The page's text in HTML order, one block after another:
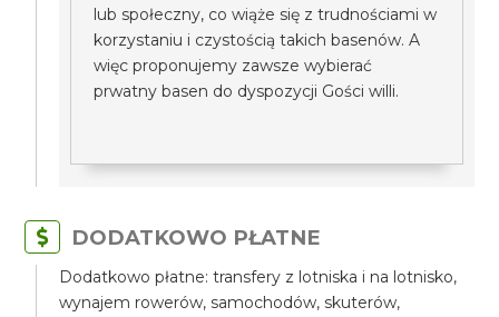
lub społeczny, co wiąże się z trudnościami w
korzystaniu i czystością takich basenów. A
więc proponujemy zawsze wybierać
prwatny basen do dyspozycji Gości willi.
DODATKOWO PŁATNE
Dodatkowo płatne: transfery z lotniska i na lotnisko,
wynajem rowerów, samochodów, skuterów,